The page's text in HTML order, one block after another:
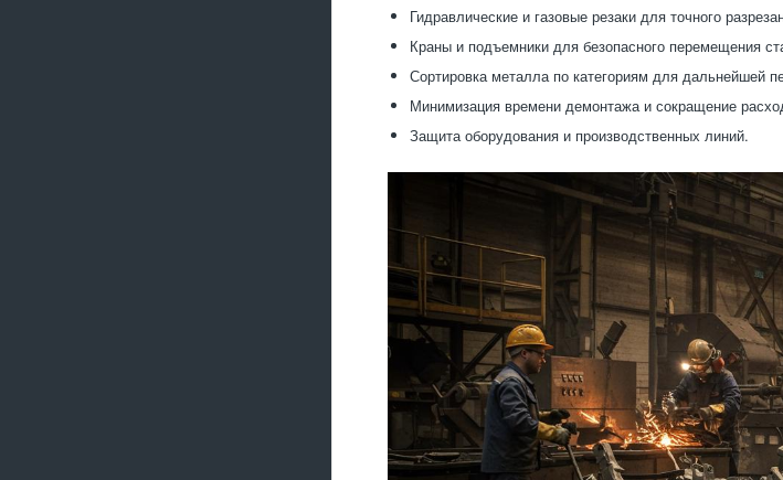
Гидравлические и газовые резаки для точного
Краны и подъемники для безопасного перемещения
Сортировка металла по категориям для дальнейшей
Минимизация времени демонтажа и сокращение
Защита оборудования и производственных линий.